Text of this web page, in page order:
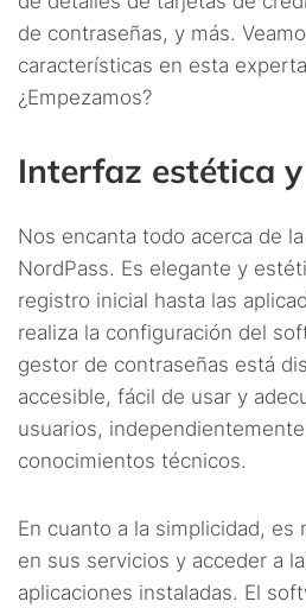
de contraseñas, y más.
características en esta
¿Empezamos?
Interfaz estética
Nos encanta todo acerca de
NordPass. Es elegante y
registro inicial hasta las
realiza la configuración del
gestor de contraseñas está
accesible, fácil de usar y
usuarios,
conocimientos técnicos.
En cuanto a la simplicidad, es
en sus servicios y acceder a
aplicaciones instaladas. El